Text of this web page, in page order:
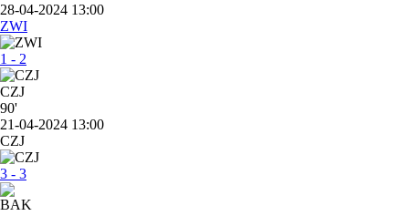
28-04-2024 13:00
ZWI
1 - 2
CZJ
90'
21-04-2024 13:00
CZJ
3 - 3